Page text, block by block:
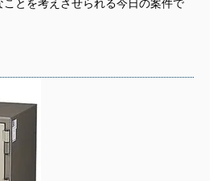
とを考えさせられる今日の案件で